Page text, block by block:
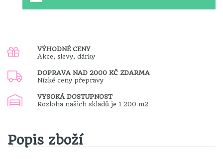
VÝHODNÉ CENY
Akce, slevy, dárky
DOPRAVA NAD 2000 KČ ZDARMA
Nízké ceny přepravy
VYSOKÁ DOSTUPNOST
Rozloha našich skladů je 1 200 m2
Popis zboží